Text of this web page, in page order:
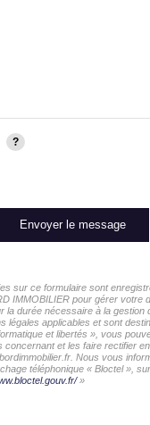
Envoyer le message
sur ce formulaire sont
IMMOBILIER pour gérer votre
la durée nécessaire à la gestion
légales applicables et sont
et libertés », vous
et les faire rectifier
Nous vous
téléphonique « Bloctel »,
»